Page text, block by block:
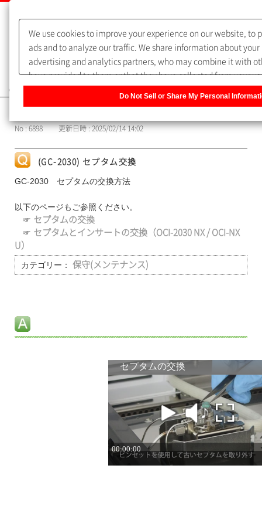
よくあるご質問（FAQ）
No : 6898 更新日時 : 2025/02/14 14:02
(GC-2030) セプタム交換
GC-2030 セプタムの交換方法
以下のページもご参照ください。
☞ セプタムの交換
☞ セプタムとインサートの交換（OCI-2030 NX / OCI-NX
U）
カテゴリー： 保守(メンテナンス)
We use cookies to improve your experience on our website, to
ads and to analyze our traffic. We share information about
advertising and analytics partners, who may combine it with
have provided to them or that they have collected from your
Do Not Sell or Share My Personal